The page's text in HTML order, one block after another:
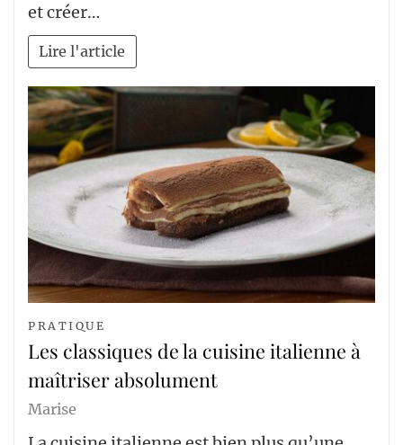
et créer…
Lire l'article
PRATIQUE
Les classiques de la cuisine italienne à
maîtriser absolument
Marise